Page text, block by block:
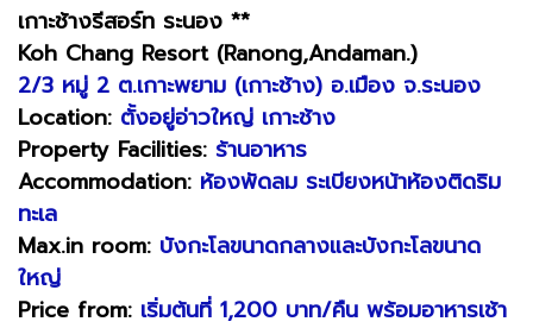
เกาะช้างรีสอร์ท ระนอง **
Koh Chang Resort (Ranong,Andaman.)
2/3 หมู่ 2 ต.เกาะพยาม (เกาะช้าง) อ.เมือง จ.ระนอง
Location: ตั้งอยู่อ่าวใหญ่ เกาะช้าง
Property Facilities: ร้านอาหาร
Accommodation: ห้องพัดลม ระเบียงหน้าห้องติดริม
ทะเล
Max.in room: บังกะโลขนาดกลางและบังกะโลขนาด
ใหญ่
Price from: เริ่มต้นที่ 1,200 บาท/คืน พร้อมอาหารเช้า